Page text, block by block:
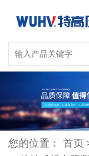
您的位置：首页